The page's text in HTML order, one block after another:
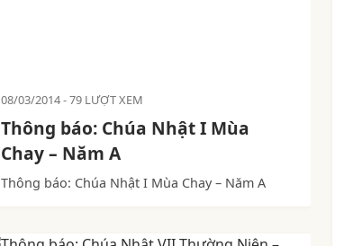
08/03/2014 79 LƯỢT XEM
Thông báo: Chúa Nhật I Mùa
Chay – Năm A
Thông báo: Chúa Nhật I Mùa Chay – Năm A